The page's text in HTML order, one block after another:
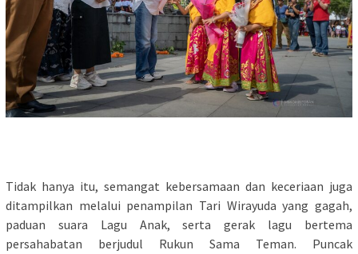
Tidak hanya itu, semangat kebersamaan dan keceriaan juga
ditampilkan melalui penampilan Tari Wirayuda yang gagah,
paduan suara Lagu Anak, serta gerak lagu bertema
persahabatan berjudul Rukun Sama Teman. Puncak